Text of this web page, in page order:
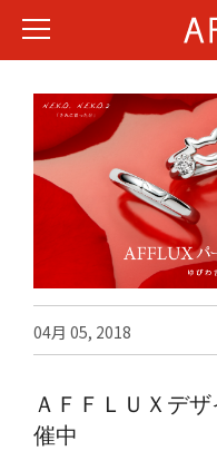
婚約指輪
商品カテゴリ
AFFLUXについて
AFFLUXの永久保証®
04月 05, 2018
ＡＦＦＬＵＸデ
催中